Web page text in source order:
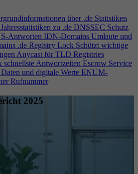
über .de Statistiken
zu .de DNSSEC Schutz
Antworten IDN-Domains Umlaute und
.de Registry Lock Schützt wichtige
Anycast für TLD Registries
Antwortzeiten Escrow Service
und digitale Werte ENUM-
Rufnummer
2025